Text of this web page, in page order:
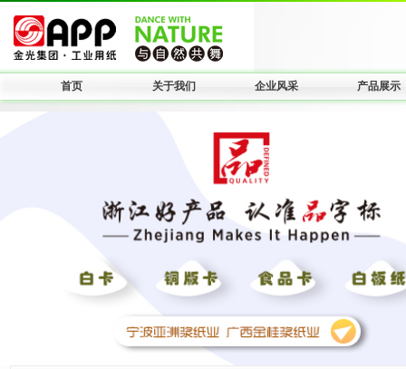
首页 关于我们 企业风采 产品展示